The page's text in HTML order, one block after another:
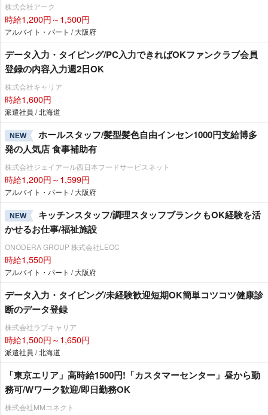
株式会社アーク
時給1,200円～1,500円
アルバイト・パート / 大阪府
データ入力・タイピング/PC入力できればOKファンクラブ会員
登録の内容入力週2日OK
株式会社キャリア
時給1,600円
派遣社員 / 北海道
NEW
ホールスタッフ/髪型髪色自由インセン1000円支給博多
発の人気店 食事補助有
株式会社ジェイアール西日本フードサービスネット
時給1,200円～1,599円
アルバイト・パート / 大阪府
NEW
キッチンスタッフ/調理スタッフブランクもOK経験を活
かせるお仕事/福祉施設
ONODERA GROUP 株式会社LEOC
時給1,550円
アルバイト・パート / 大阪府
データ入力・タイピング/未経験歓迎短期OK簡単コツコツ健康診
断のデータ登録
株式会社ラブキャリア
時給1,500円～1,650円
派遣社員 / 北海道
「東京エリア」高時給1500円!「カスタマーセンター」昼から勤
務可/Wワーク歓迎/即日勤務OK
株式会社MMコネクト